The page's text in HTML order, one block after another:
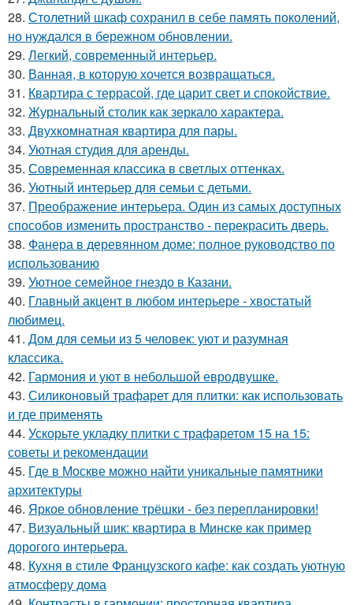
28. Столетний шкаф сохранил в себе память поколений,
но нуждался в бережном обновлении.
29. Легкий, современный интерьер.
30. Ванная, в которую хочется возвращаться.
31. Квартира с террасой, где царит свет и спокойствие.
32. Журнальный столик как зеркало характера.
33. Двухкомнатная квартира для пары.
34. Уютная студия для аренды.
35. Современная классика в светлых оттенках.
36. Уютный интерьер для семьи с детьми.
37. Преображение интерьера. Один из самых доступных
способов изменить пространство - перекрасить дверь.
38. Фанера в деревянном доме: полное руководство по
использованию
39. Уютное семейное гнездо в Казани.
40. Главный акцент в любом интерьере - хвостатый
любимец.
41. Дом для семьи из 5 человек: уют и разумная
классика.
42. Гармония и уют в небольшой евродвушке.
43. Силиконовый трафарет для плитки: как использовать
и где применять
44. Ускорьте укладку плитки с трафаретом 15 на 15:
советы и рекомендации
45. Где в Москве можно найти уникальные памятники
архитектуры
46. Яркое обновление трёшки - без перепланировки!
47. Визуальный шик: квартира в Минске как пример
дорогого интерьера.
48. Кухня в стиле Французского кафе: как создать уютную
атмосферу дома